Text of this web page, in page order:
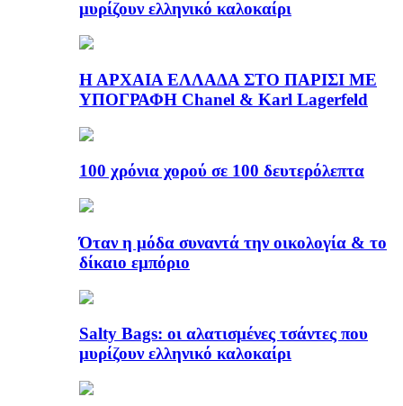
μυρίζουν ελληνικό καλοκαίρι
Η ΑΡΧΑΙΑ ΕΛΛΑΔΑ ΣΤΟ ΠΑΡΙΣΙ ΜΕ
ΥΠΟΓΡΑΦΗ Chanel & Karl Lagerfeld
100 χρόνια χορού σε 100 δευτερόλεπτα
Όταν η μόδα συναντά την οικολογία & το
δίκαιο εμπόριο
Salty Bags: οι αλατισμένες τσάντες που
μυρίζουν ελληνικό καλοκαίρι